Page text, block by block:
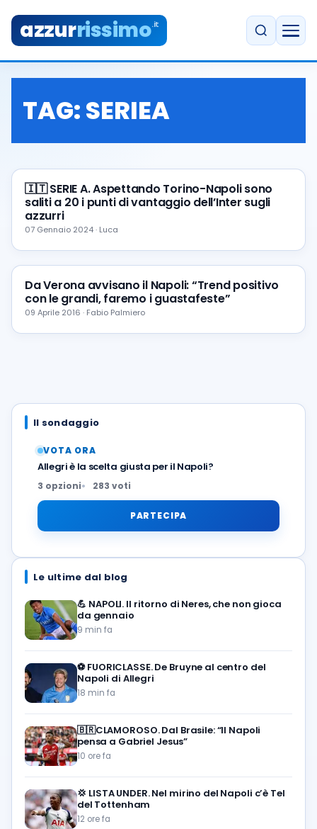
azzurrissimo.it
TAG:SERIEA
🇮🇹 SERIE A. Aspettando Torino-Napoli sono
saliti a 20 i punti di vantaggio dell’Inter sugli
azzurri
07 Gennaio 2024 · Luca
Da Verona avvisano il Napoli: “Trend positivo
con le grandi, faremo i guastafeste”
09 Aprile 2016 · Fabio Palmiero
Il sondaggio
VOTA ORA
Allegri è la scelta giusta per il Napoli?
3 opzioni 283 voti
PARTECIPA
Le ultime dal blog
💪 NAPOLI. Il ritorno di Neres, che non gioca
da gennaio
9 min fa
⚽️ FUORICLASSE. De Bruyne al centro del
Napoli di Allegri
18 min fa
🇧🇷CLAMOROSO. Dal Brasile: “Il Napoli
pensa a Gabriel Jesus”
10 ore fa
💢 LISTA UNDER. Nel mirino del Napoli c’è Tel
del Tottenham
12 ore fa